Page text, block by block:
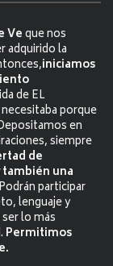
Veque nos
adquirido la
iniciamos
de EL
porque
en
siempre
de
también una
Podrán participar
lenguaje y
lo más
Permitimos